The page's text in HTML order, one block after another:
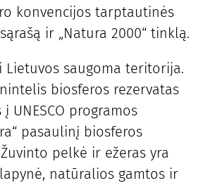
konvencijos tarptautinės
ir „Natura 2000“ tinklą.
Lietuvos saugoma teritorija.
biosferos rezervatas
UNESCO programos
pasaulinį biosferos
pelkė ir ežeras yra
natūralios gamtos ir